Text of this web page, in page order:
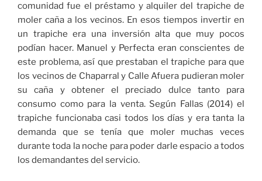
comunidad fue el préstamo y alquiler del trapiche de
moler caña a los vecinos. En esos tiempos invertir en
un trapiche era una inversión alta que muy pocos
podían hacer. Manuel y Perfecta eran conscientes de
este problema, así que prestaban el trapiche para que
los vecinos de Chaparral y Calle Afuera pudieran moler
su caña y obtener el preciado dulce tanto para
consumo como para la venta. Según Fallas (2014) el
trapiche funcionaba casi todos los días y era tanta la
demanda que se tenía que moler muchas veces
durante toda la noche para poder darle espacio a todos
los demandantes del servicio.